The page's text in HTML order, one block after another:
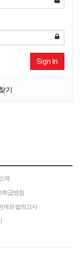
Sign In
기
개
취급방침
계와 법적고지